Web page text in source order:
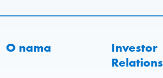
O nama
Investor
Relations